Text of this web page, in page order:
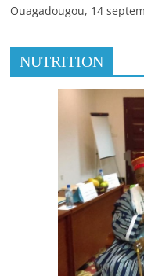
Ouagadougou, 14
NUTRITION